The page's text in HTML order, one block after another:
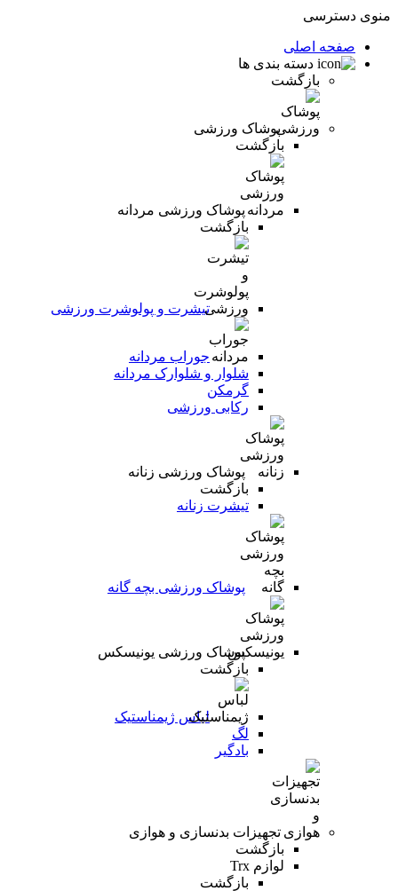
منوی دسترسی
صفحه اصلی
دسته بندی ها
بازگشت
پوشاک ورزشی
بازگشت
پوشاک ورزشی مردانه
بازگشت
تیشرت و پولوشرت ورزشی
جوراب مردانه
شلوار و شلوارک مردانه
گرمکن
رکابی ورزشی
پوشاک ورزشی زنانه
بازگشت
تیشرت زنانه
پوشاک ورزشی بچه گانه
پوشاک ورزشی یونیسکس
بازگشت
لباس ژیمناستیک
لگ
بادگیر
تجهیزات بدنسازی و هوازی
بازگشت
لوازم Trx
بازگشت